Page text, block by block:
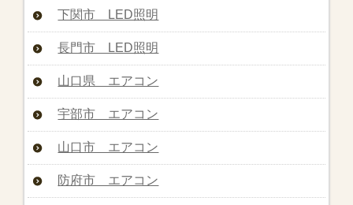
下関市 LED照明
長門市 LED照明
山口県 エアコン
宇部市 エアコン
山口市 エアコン
防府市 エアコン